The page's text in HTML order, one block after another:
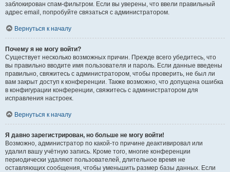
заблокирован спам-фильтром. Если вы уверены, что ввели правильный
адрес email, попробуйте связаться с администратором.
Вернуться к началу
Почему я не могу войти?
Существует несколько возможных причин. Прежде всего убедитесь, что
вы правильно вводите имя пользователя и пароль. Если данные введены
правильно, свяжитесь с администратором, чтобы проверить, не был ли
вам закрыт доступ к конференции. Также возможно, что допущена ошибка
в конфигурации конференции, свяжитесь с администратором для
исправления настроек.
Вернуться к началу
Я давно зарегистрирован, но больше не могу войти!
Возможно, администратор по какой-то причине деактивировал или
удалил вашу учётную запись. Кроме того, многие конференции
периодически удаляют пользователей, длительное время не
оставляющих сообщения, чтобы уменьшить размер базы данных. Если